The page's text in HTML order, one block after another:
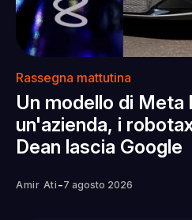
Rassegna mattutina
Un modello di Meta
un'azienda, i
Dean lascia Google
Amir Ati -7 agosto 2026